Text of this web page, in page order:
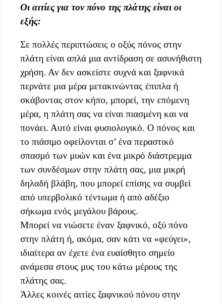
Οι αιτίες για τον πόνο της πλάτης είναι οι
εξής:
Σε πολλές περιπτώσεις ο οξύς πόνος στην
πλάτη είναι απλά μια αντίδραση σε ασυνήθιστη
χρήση. Αν δεν ασκείστε συχνά και ξαφνικά
περνάτε μια μέρα μετακινώντας έπιπλα ή
σκάβοντας στον κήπο, μπορεί, την επόμενη
μέρα, η πλάτη σας να είναι πιασμένη και να
πονάει. Αυτό είναι φυσιολογικό. Ο πόνος και
το πιάσιμο οφείλονται σ’ ένα περαστικό
σπασμό των μυών και ένα μικρό διάστρεμμα
των συνδέσμων στην πλάτη σας, μια μικρή
δηλαδή βλάβη, που μπορεί επίσης να συμβεί
από υπερβολικό τέντωμα ή από αδέξιο
σήκωμα ενός μεγάλου βάρους.
Μπορεί να νιώσετε έναν ξαφνικό, οξύ πόνο
στην πλάτη ή, ακόμα, σαν κάτι να «φεύγει»,
ιδιαίτερα αν έχετε ένα ευαίσθητο σημείο
ανάμεσα στους μυς του κάτω μέρους της
πλάτης σας.
Άλλες κοινές αιτίες ξαφνικού πόνου στην